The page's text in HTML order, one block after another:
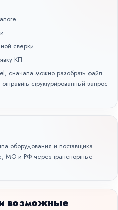
сверки
КП
сначала можно разобрать файл
структурированный запрос
оборудования и поставщика.
МО и РФ через транспортные
возможные